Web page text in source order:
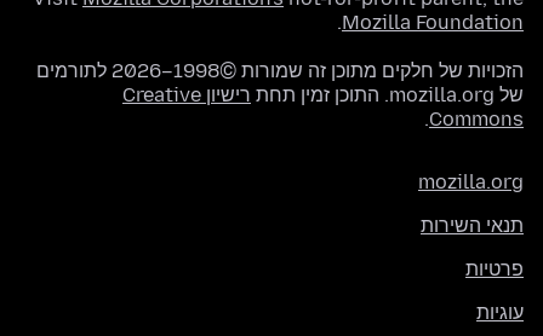
Mozilla Foundation
.
הזכויות של חלקים מתוכן זה שמורות ©1998–2026 לתורמים
של mozilla.org. התוכן זמין תחת
רישיון Creative
Commons
.
mozilla.org
תנאי השירות
פרטיות
עוגיות